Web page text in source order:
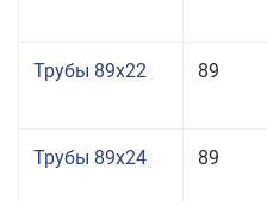
Трубы 89x22 89
Трубы 89x24 89